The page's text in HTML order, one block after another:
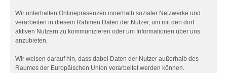
Wir unterhalten Onlinepräsenzen innerhalb sozialer Netzwerke und
verarbeiten in diesem Rahmen Daten der Nutzer, um mit den dort
aktiven Nutzern zu kommunizieren oder um Informationen über uns
anzubieten.
Wir weisen darauf hin, dass dabei Daten der Nutzer außerhalb des
Raumes der Europäischen Union verarbeitet werden können.